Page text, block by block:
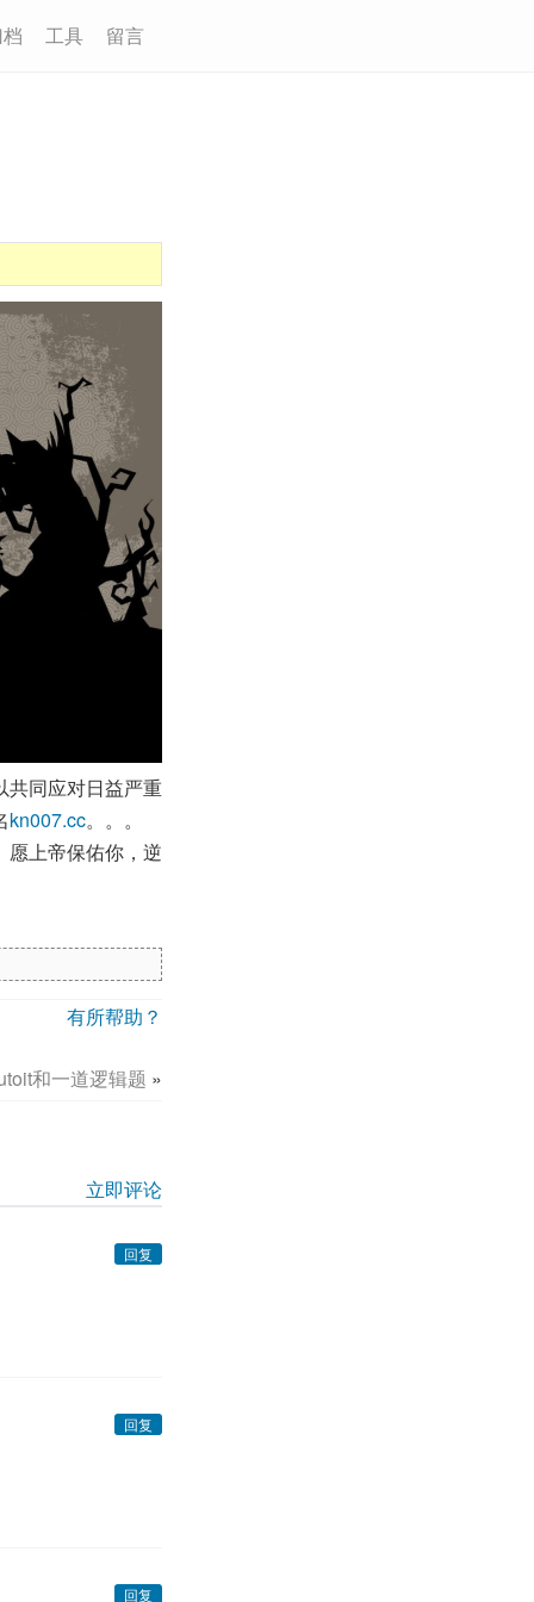
工具 留言
共同应对日益严重
kn007.cc。。。
愿上帝保佑你，逆
有所帮助？
和一道逻辑题 »
立即评论
回复
回复
回复